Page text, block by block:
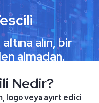
alın, bir
almadan.
Nedir?
logo veya ayırt edici